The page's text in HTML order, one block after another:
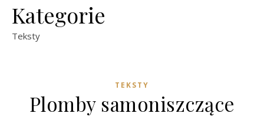
Kategorie
Teksty
TEKSTY
Plomby samoniszczące